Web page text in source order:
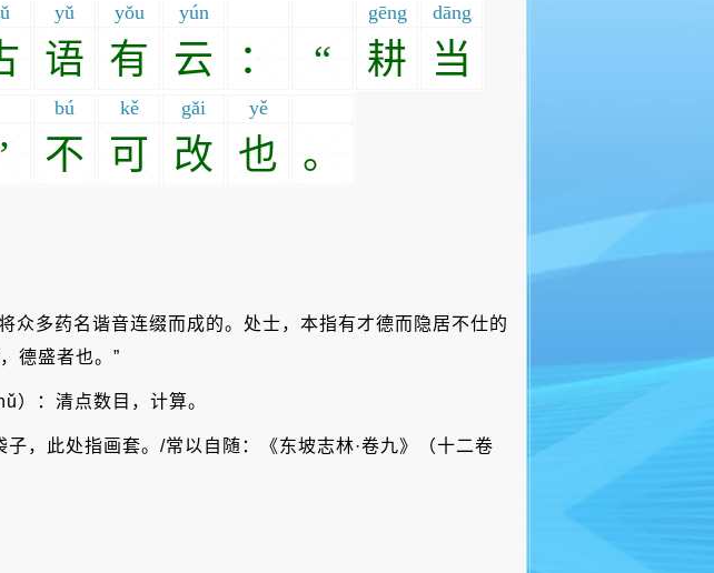
yǔ yǒu yún gēng dāng
语 有 云 ： “ 耕 当
bú kě gǎi yě
不 可 改 也 。
多药名谐音连缀而成的。处士，本指有才德而隐居不仕的
德盛者也。”
）：清点数目，计算。
，此处指画套。/常以自随：《东坡志林·卷九》（十二卷